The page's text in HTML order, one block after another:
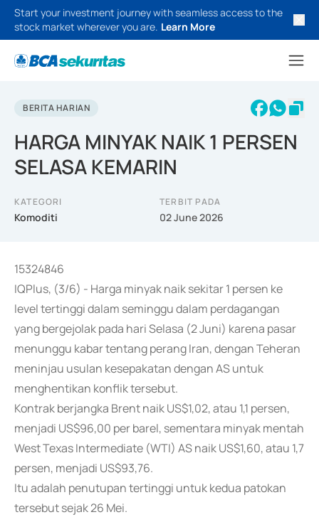
Start your investment journey with seamless access to the
stock market wherever you are. Learn More
BERITA HARIAN
HARGA MINYAK NAIK 1 PERSEN
SELASA KEMARIN
KATEGORI
Komoditi
TERBIT PADA
02 June 2026
15324846
IQPlus, (3/6) - Harga minyak naik sekitar 1 persen ke
level tertinggi dalam seminggu dalam perdagangan
yang bergejolak pada hari Selasa (2 Juni) karena pasar
menunggu kabar tentang perang Iran, dengan Teheran
meninjau usulan kesepakatan dengan AS untuk
menghentikan konflik tersebut.
Kontrak berjangka Brent naik US$1,02, atau 1,1 persen,
menjadi US$96,00 per barel, sementara minyak mentah
West Texas Intermediate (WTI) AS naik US$1,60, atau 1,7
persen, menjadi US$93,76.
Itu adalah penutupan tertinggi untuk kedua patokan
tersebut sejak 26 Mei.